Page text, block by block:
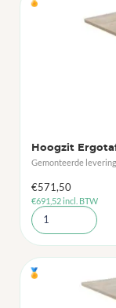
Hoogzit
Gemonteerde
€571,50
€691,52incl. BTW
🏅